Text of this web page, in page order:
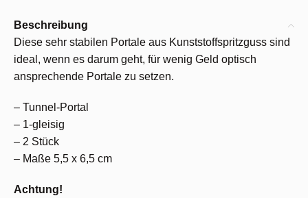
Beschreibung
Diese sehr stabilen Portale aus Kunststoffspritzguss sind
ideal, wenn es darum geht, für wenig Geld optisch
ansprechende Portale zu setzen.
– Tunnel-Portal
– 1-gleisig
– 2 Stück
– Maße 5,5 x 6,5 cm
Achtung!